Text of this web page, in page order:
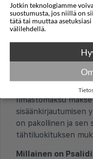
mikä tekee alueesta
keskuudessa ja
keskikesällä.
TALOUS JA
Onko
lisämaksuja?
Ilmastomaksu
sisäänkirjautumisen
on pakollinen ja sen
tähtiluokituksen
Millainen on
Jotkin teknologiamme
suostumusta, jos niillä on
tätä tai muuttaa
välilehdellä.